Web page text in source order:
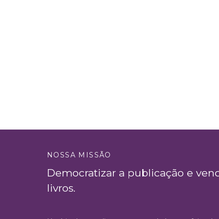
NOSSA MISSÃO
Democratizar a publicação e
livros.